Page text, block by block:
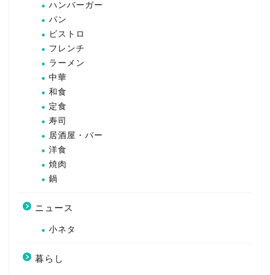
ハンバーガー
パン
ビストロ
フレンチ
ラーメン
中華
和食
定食
寿司
居酒屋・バー
洋食
焼肉
鍋
ニュース
小ネタ
暮らし